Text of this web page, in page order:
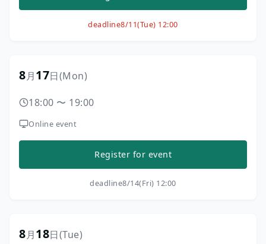
deadline8/11(Tue) 12:00
8月17日(Mon)
18:00 〜 19:00
Online event
Register for event
deadline8/14(Fri) 12:00
8月18日(Tue)